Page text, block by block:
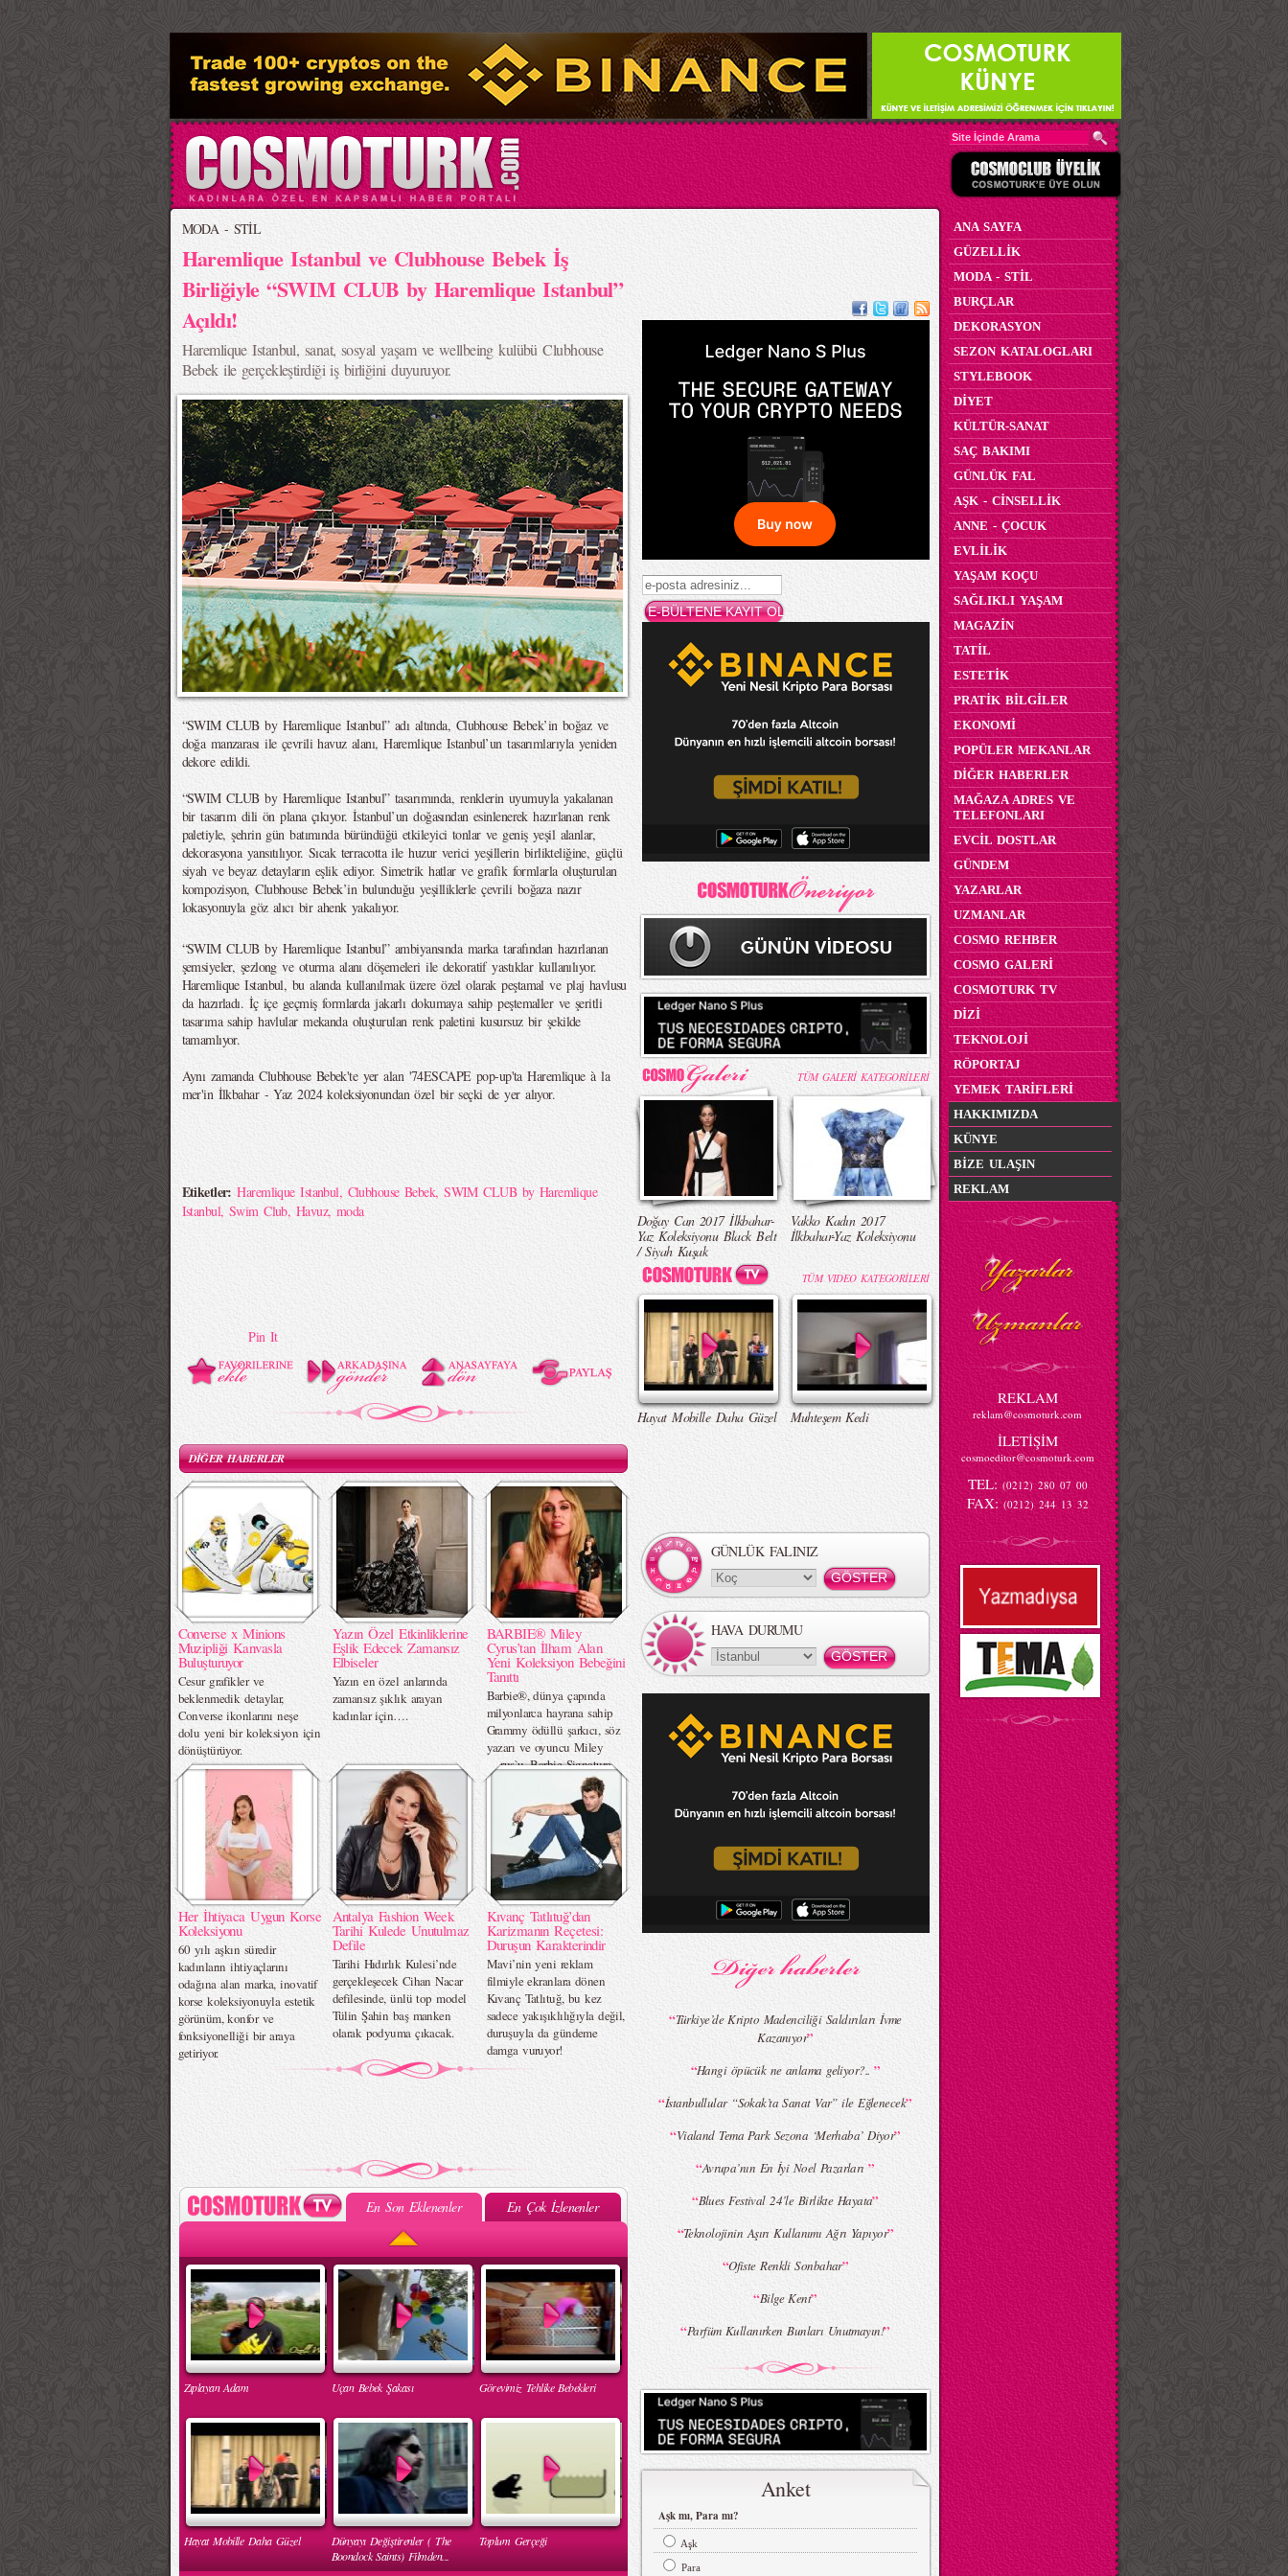
>
MODA - STİL
Haremlique Istanbul ve Clubhouse Bebek İş
Birliğiyle “SWIM CLUB by Haremlique Istanbul”
Açıldı!
Haremlique Istanbul, sanat, sosyal yaşam ve wellbeing kulübü Clubhouse
Bebek ile gerçekleştirdiği iş birliğini duyuruyor.
“SWIM CLUB by Haremlique Istanbul” adı altında, Clubhouse Bebek’in boğaz ve
doğa manzarası ile çevrili havuz alanı, Haremlique Istanbul’un tasarımlarıyla yeniden
dekore edildi.
“SWIM CLUB by Haremlique Istanbul” tasarımında, renklerin uyumuyla yakalanan
bir tasarım dili ön plana çıkıyor. İstanbul’un doğasından esinlenerek hazırlanan renk
paletiyle, şehrin gün batımında büründüğü etkileyici tonlar ve geniş yeşil alanlar,
dekorasyona yansıtılıyor. Sıcak terracotta ile huzur verici yeşillerin birlikteliğine, güçlü
siyah ve beyaz detayların eşlik ediyor. Simetrik hatlar ve grafik formlarla oluşturulan
kompozisyon, Clubhouse Bebek’in bulunduğu yeşilliklerle çevrili boğaza nazır
lokasyonuyla göz alıcı bir ahenk yakalıyor.
“SWIM CLUB by Haremlique Istanbul” ambiyansında marka tarafından hazırlanan
şemsiyeler, şezlong ve oturma alanı döşemeleri ile dekoratif yastıklar kullanılıyor.
Haremlique Istanbul, bu alanda kullanılmak üzere özel olarak peştamal ve plaj havlusu
da hazırladı. İç içe geçmiş formlarda jakarlı dokumaya sahip peştemaller ve şeritli
tasarıma sahip havlular mekanda oluşturulan renk paletini kusursuz bir şekilde
tamamlıyor.
Aynı zamanda Clubhouse Bebek'te yer alan '74ESCAPE pop-up'ta Haremlique à la
mer'in İlkbahar - Yaz 2024 koleksiyonundan özel bir seçki de yer alıyor.
Etiketler:Haremlique Istanbul, Clubhouse Bebek,SWIM CLUB by Haremlique
Istanbul, Swim Club, Havuz, moda
Pin It
DİĞER HABERLER
Converse x Minions
Muzipliği Kanvasla
Buluşturuyor
Cesur grafikler ve
beklenmedik detaylar,
Converse ikonlarını neşe
dolu yeni bir koleksiyon için
dönüştürüyor.
Yazın Özel Etkinliklerine
Eşlik Edecek Zamansız
Elbiseler
Yazın en özel anlarında
zamansız şıklık arayan
kadınlar için….
BARBIE® Miley
Cyrus’tan İlham Alan
Yeni Koleksiyon Bebeğini
Tanıttı
Barbie®, dünya çapında
milyonlarca hayrana sahip
Grammy ödüllü şarkıcı, söz
yazarı ve oyuncu Miley
Cyrus`u, Barbie Signature™
serisinin yeni koleksiyon
bebeğiyle onurlandırıyor.
Her İhtiyaca Uygun Korse
Koleksiyonu
60 yılı aşkın süredir
kadınların ihtiyaçlarını
odağına alan marka, inovatif
korse koleksiyonuyla estetik
görünüm, konfor ve
fonksiyonelliği bir araya
getiriyor.
Antalya Fashion Week
Tarihi Kulede Unutulmaz
Defile
Tarihi Hıdırlık Kulesi’nde
gerçekleşecek Cihan Nacar
defilesinde, ünlü top model
Tülin Şahin baş manken
olarak podyuma çıkacak.
Kıvanç Tatlıtuğ’dan
Karizmanın Reçetesi:
Duruşun Karakterindir
Mavi’nin yeni reklam
filmiyle ekranlara dönen
Kıvanç Tatlıtuğ, bu kez
sadece yakışıklılığıyla değil,
duruşuyla da gündeme
damga vuruyor!
En Son Eklenenler En Çok İzlenenler
Zıplayan Adam Uçan Bebek Şakası Görevimiz Tehlike Bebekleri
Hayat Mobille Daha Güzel
Dünyayı Değiştirenler ( The
Boondock Saints) Filmden...
Toplum Gerçeği
TÜM GALERİ KATEGORİLERİ
Doğay Can 2017 İlkbahar-
Yaz Koleksiyonu Black Belt
/ Siyah Kuşak
Vakko Kadın 2017
İlkbahar-Yaz Koleksiyonu
TÜM VIDEO KATEGORİLERİ
Hayat Mobille Daha Güzel Muhteşem Kedi
GÜNLÜK FALINIZ
HAVA DURUMU
“Türkiye’de Kripto Madenciliği Saldırıları İvme
Kazanıyor”
“Hangi öpücük ne anlama geliyor?.. ”
“İstanbullular “Sokak’ta Sanat Var” ile Eğlenecek”
“Vialand Tema Park Sezona ‘Merhaba’ Diyor”
“Avrupa’nın En İyi Noel Pazarları”
“Blues Festival 24’le Birlikte Hayata”
“Teknolojinin Aşırı Kullanımı Ağrı Yapıyor”
“Ofiste Renkli Sonbahar”
“Bilge Kent”
“Parfüm Kullanırken Bunları Unutmayın!”
Anket
Aşk mı, Para mı?
Aşk
Para
ANA SAYFA
GÜZELLİK
MODA - STİL
BURÇLAR
DEKORASYON
SEZON KATALOGLARI
STYLEBOOK
DİYET
KÜLTÜR-SANAT
SAÇ BAKIMI
GÜNLÜK FAL
AŞK - CİNSELLİK
ANNE - ÇOCUK
EVLİLİK
YAŞAM KOÇU
SAĞLIKLI YAŞAM
MAGAZİN
TATİL
ESTETİK
PRATİK BİLGİLER
EKONOMİ
POPÜLER MEKANLAR
DİĞER HABERLER
MAĞAZA ADRES VE
TELEFONLARI
EVCİL DOSTLAR
GÜNDEM
YAZARLAR
UZMANLAR
COSMO REHBER
COSMO GALERİ
COSMOTURK TV
DİZİ
TEKNOLOJİ
RÖPORTAJ
YEMEK TARİFLERİ
HAKKIMIZDA
KÜNYE
BİZE ULAŞIN
REKLAM
REKLAM
reklam@cosmoturk.com
İLETİŞİM
cosmoeditor@cosmoturk.com
TEL: (0212) 280 07 00
FAX: (0212) 244 13 32